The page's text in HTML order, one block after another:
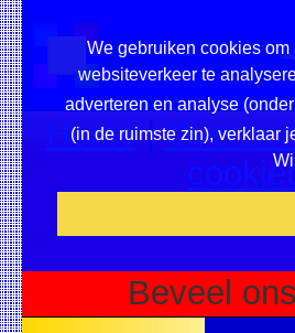
We gebruiken cookies
websiteverkeer te
adverteren en analyse
(in de ruimste zin), verklaar
Home|
Beveel